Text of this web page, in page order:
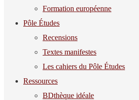
Formation européenne
Pôle Études
Recensions
Textes manifestes
Les cahiers du Pôle Études
Ressources
BDthèque idéale